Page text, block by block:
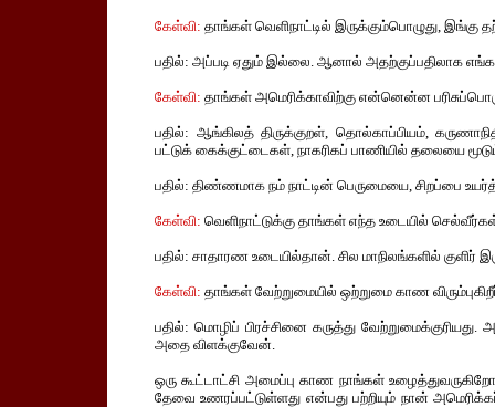
கேள்வி: தாங்கள் வெளிநாட்டில் இருக்கும்பொழுது, இங்கு
பதில்: அப்படி ஏதும் இல்லை. ஆனால் அதற்குப்பதிலாக
கேள்வி: தாங்கள் அமெரிக்காவிற்கு என்னென்ன
பதில்: ஆங்கிலத் திருக்குறள், தொல்காப்பியம்,
பட்டுக் கைக்குட்டைகள், நாகரிகப் பாணியில் தலையை
பதில்: திண்ணமாக நம் நாட்டின் பெருமையை, சிறப்பை
கேள்வி: வெளிநாட்டுக்கு தாங்கள் எந்த உடையில்
பதில்: சாதாரண உடையில்தான். சில மாநிலங்களில்
கேள்வி: தாங்கள் வேற்றுமையில் ஒற்றுமை காண
பதில்: மொழிப் பிரச்சினை கருத்து
அதை விளக்குவேன்.
ஒரு கூட்டாட்சி அமைப்பு காண நாங்கள்
தேவை உணரப்பட்டுள்ளது என்பது பற்றியும் நான்